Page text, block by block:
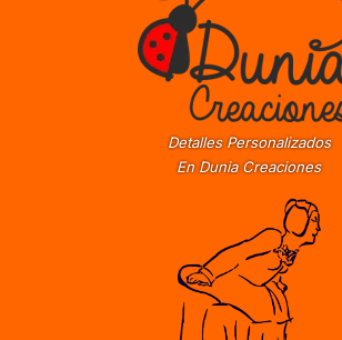
Detalles Personalizados
En Dunia Creaciones